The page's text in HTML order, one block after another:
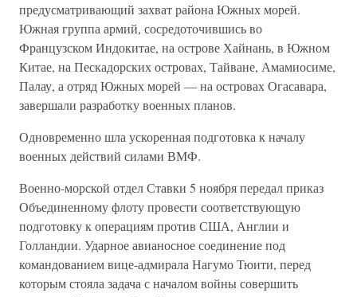
предусматривающий захват района Южных морей.
Южная группа армий, сосредоточившись во
Французском Индокитае, на острове Хайнань, в Южном
Китае, на Пескадорских островах, Тайване, Амамиосиме,
Палау, а отряд Южных морей — на островах Огасавара,
завершали разработку военных планов.
Одновременно шла ускоренная подготовка к началу
военных действий силами ВМФ.
Военно-морской отдел Ставки 5 ноября передал приказ
Объединенному флоту провести соответствующую
подготовку к операциям против США, Англии и
Голландии. Ударное авианосное соединение под
командованием вице-адмирала Нагумо Тюити, перед
которым стояла задача с началом войны совершить